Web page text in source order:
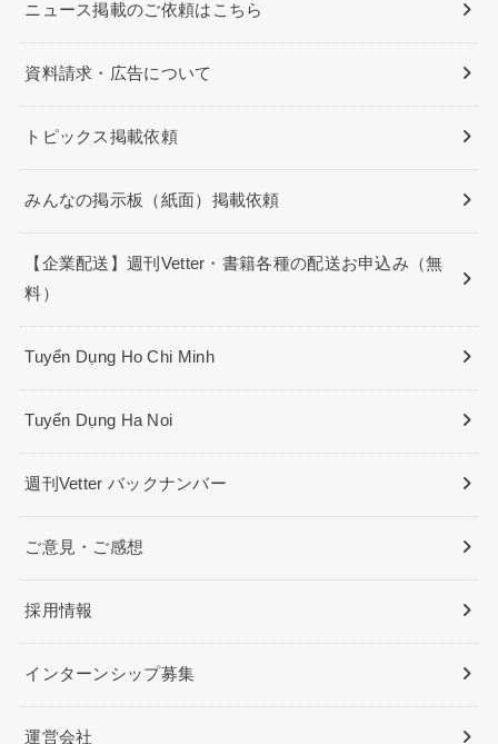
ニュース掲載のご依頼はこちら
資料請求・広告について
トピックス掲載依頼
みんなの掲示板（紙面）掲載依頼
【企業配送】週刊Vetter・書籍各種の配送お申込み（無
料）
Tuyển Dụng Ho Chi Minh
Tuyển Dụng Ha Noi
週刊Vetter バックナンバー
ご意見・ご感想
採用情報
インターンシップ募集
運営会社